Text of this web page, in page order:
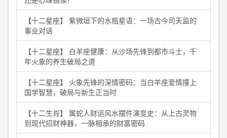
【十二星座】 紫微垣下的水瓶星语：一场古今司天监的
事业对话
【十二星座】 白羊座健康：从沙场先锋到都市斗士，千
年火象的养生破局之道
【十二星座】 火象先锋的深情密码：当白羊座爱情撞上
国学智慧，破局与新生正当时
【十二生肖】 属蛇人财运风水摆件演变史：从上古灵物
到现代招财神器，一脉相承的财富密码